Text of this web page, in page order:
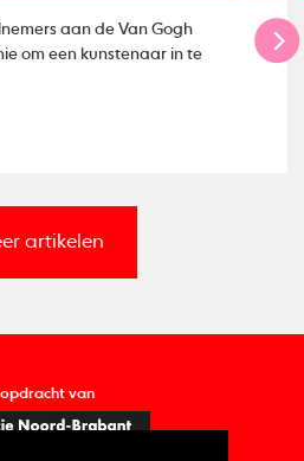
aan de Van Gogh
om een kunstenaar in te
artikelen
van